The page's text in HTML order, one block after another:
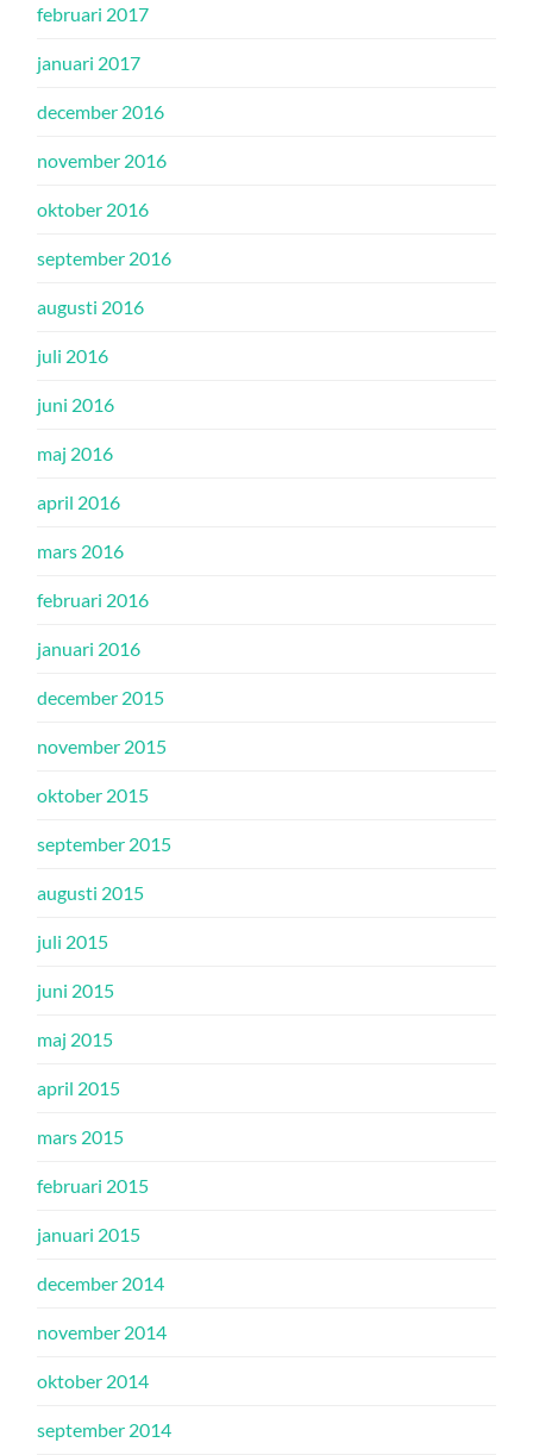
februari 2017
januari 2017
december 2016
november 2016
oktober 2016
september 2016
augusti 2016
juli 2016
juni 2016
maj 2016
april 2016
mars 2016
februari 2016
januari 2016
december 2015
november 2015
oktober 2015
september 2015
augusti 2015
juli 2015
juni 2015
maj 2015
april 2015
mars 2015
februari 2015
januari 2015
december 2014
november 2014
oktober 2014
september 2014